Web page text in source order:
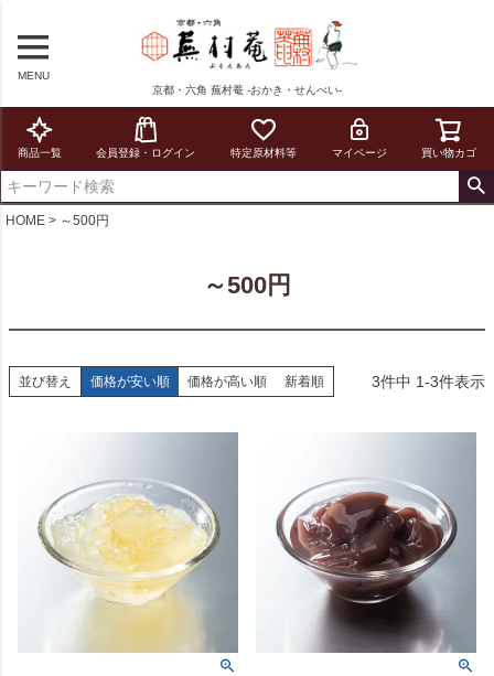
MENU
京都・六角 蕪村菴 -おかき・せんべい-
商品一覧 会員登録・ログイン 特定原材料等 マイページ 買い物カゴ
HOME ～500円
～500円
並び替え 価格が安い順 価格が高い順 新着順 3件中 1-3件表示